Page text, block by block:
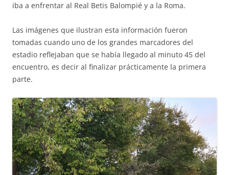
iba a enfrentar al Real Betis Balompié y a la Roma.
Las imágenes que ilustran esta información fueron
tomadas cuando uno de los grandes marcadores del
estadio reflejaban que se había llegado al minuto 45 del
encuentro, es decir al finalizar prácticamente la primera
parte.